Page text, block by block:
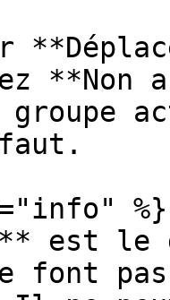
%}
est le
font